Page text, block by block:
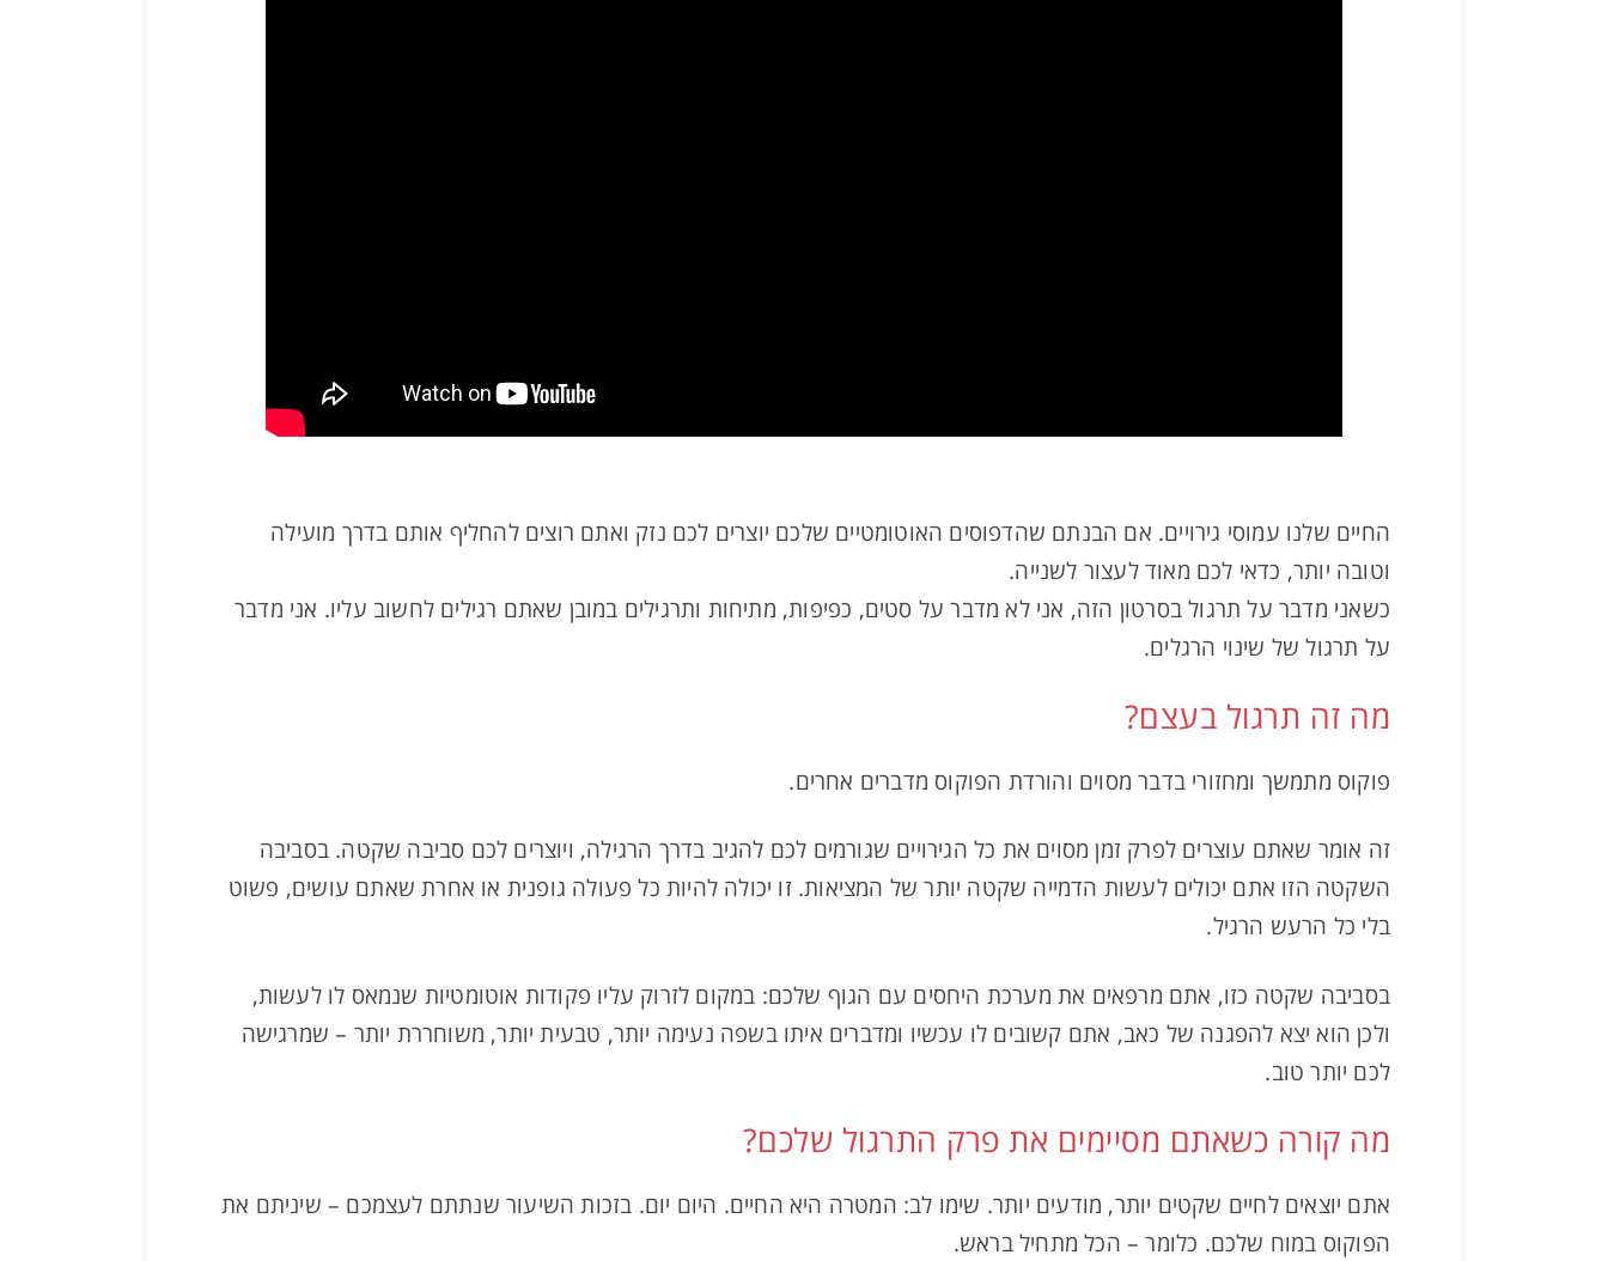
החיים שלנו עמוסי גירויים. אם הבנתם שהדפוסים האוטומטיים שלכם יוצרים לכם נזק ואתם רוצים להחליף אותם בדרך מועילה
וטובה יותר, כדאי לכם מאוד לעצור לשנייה.
כשאני מדבר על תרגול בסרטון הזה, אני לא מדבר על סטים, כפיפות, מתיחות ותרגילים במובן שאתם רגילים לחשוב עליו. אני מדבר
על תרגול של שינוי הרגלים.
מה זה תרגול בעצם?
פוקוס מתמשך ומחזורי בדבר מסוים והורדת הפוקוס מדברים אחרים.
זה אומר שאתם עוצרים לפרק זמן מסוים את כל הגירויים שגורמים לכם להגיב בדרך הרגילה, ויוצרים לכם סביבה שקטה. בסביבה
השקטה הזו אתם יכולים לעשות הדמייה שקטה יותר של המציאות. זו יכולה להיות כל פעולה גופנית או אחרת שאתם עושים, פשוט
בלי כל הרעש הרגיל.
בסביבה שקטה כזו, אתם מרפאים את מערכת היחסים עם הגוף שלכם: במקום לזרוק עליו פקודות אוטומטיות שנמאס לו לעשות,
ולכן הוא יצא להפגנה של כאב, אתם קשובים לו עכשיו ומדברים איתו בשפה נעימה יותר, טבעית יותר, משוחררת יותר – שמרגישה
לכם יותר טוב.
מה קורה כשאתם מסיימים את פרק התרגול שלכם?
אתם יוצאים לחיים שקטים יותר, מודעים יותר. שימו לב: המטרה היא החיים. היום יום. בזכות השיעור שנתתם לעצמכם – שיניתם את
הפוקוס במוח שלכם. כלומר – הכל מתחיל בראש.